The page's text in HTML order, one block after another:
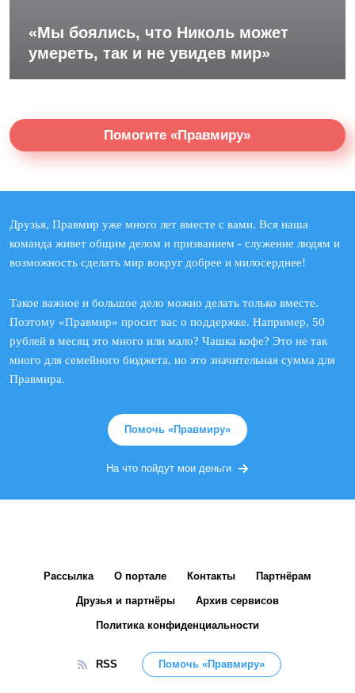
«Мы боялись, что Николь может
умереть, так и не увидев мир»
Помогите «Правмиру»
Друзья, Правмир уже много лет вместе с вами. Вся наша
команда живет общим делом и призванием - служение людям и
возможность сделать мир вокруг добрее и милосерднее!
Такое важное и большое дело можно делать только вместе.
Поэтому «Правмир» просит вас о поддержке. Например, 50
рублей в месяц это много или мало? Чашка кофе? Это не так
много для семейного бюджета, но это значительная сумма для
Правмира.
Помочь «Правмиру»
На что пойдут мои деньги
Рассылка О портале Контакты Партнёрам
Друзья и партнёры Архив сервисов
Политика конфиденциальности
RSS Помочь «Правмиру»